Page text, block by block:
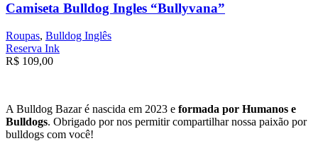
Camiseta Bulldog Ingles “Bullyvana”
Roupas, Bulldog Inglês
Reserva Ink
R$ 109,00
A Bulldog Bazar é nascida em 2023 e formada por Humanos e
Bulldogs. Obrigado por nos permitir compartilhar nossa paixão por
bulldogs com você!